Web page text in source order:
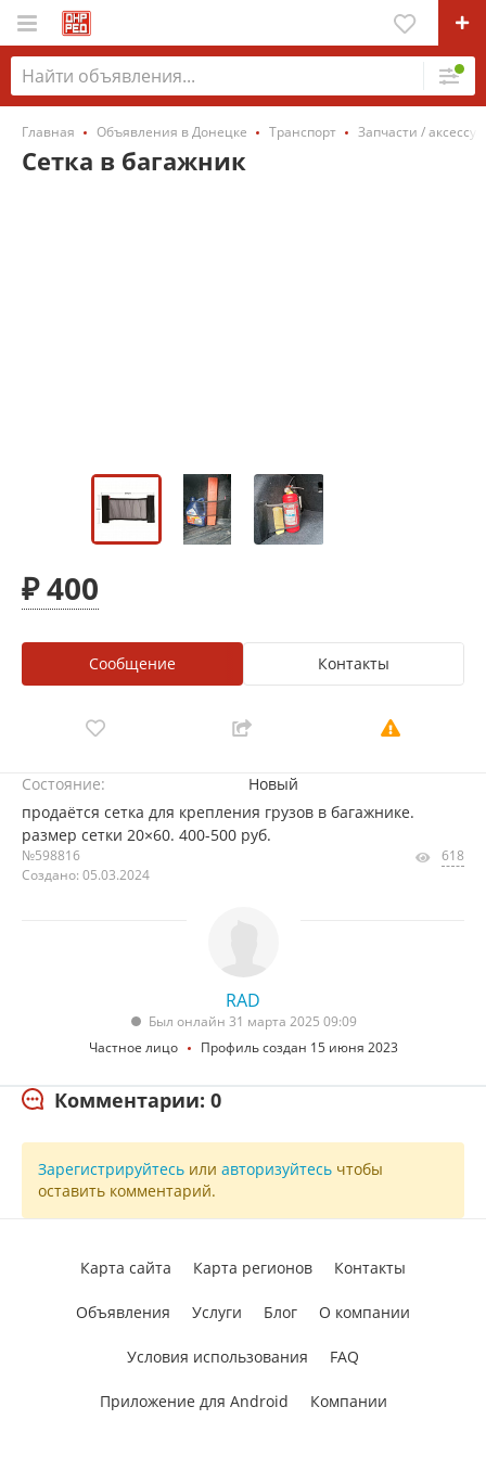
Главная Объявления в Донецке Транспорт Запчасти /
Сетка в багажник
₽ 400
Сообщение Контакты
Состояние:
Новый
продаётся сетка для крепления грузов в багажнике.
размер сетки 20×60. 400-500 руб.
№598816
Создано: 05.03.2024
618
RAD
Был онлайн 31 марта 2025 09:09
Частное лицо
Профиль создан 15 июня 2023
Комментарии: 0
Зарегистрируйтесь или авторизуйтесь чтобы
оставить комментарий.
Карта сайта Карта регионов Контакты
Объявления Услуги Блог О компании
Условия использования FAQ
Приложение для Android Компании